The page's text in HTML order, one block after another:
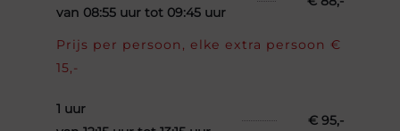
van 08:55 uur tot 09:45 uur
Prijs per persoon, elke extra persoon €
15,-
1 uur
€ 95,-